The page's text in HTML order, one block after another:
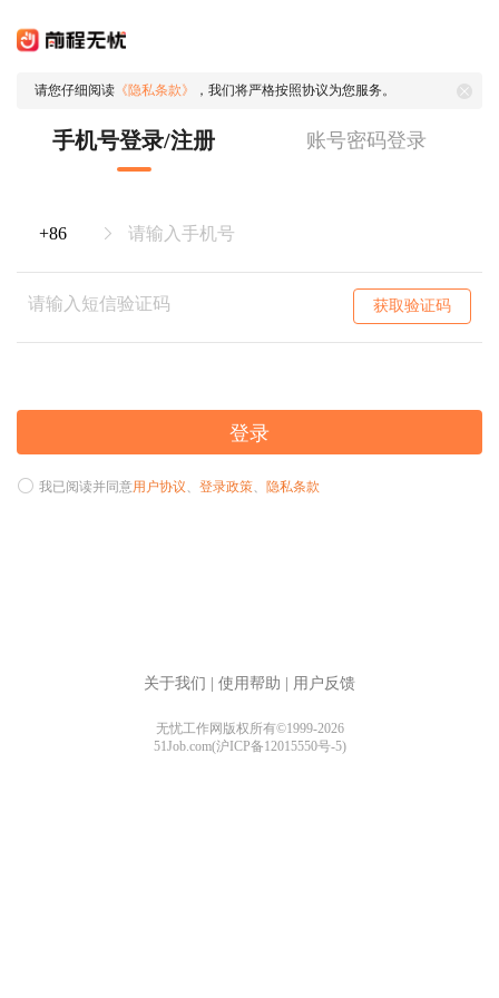
请您仔细阅读 《隐私条款》 ，我们将严格按照协议为您服务。
手机号登录/注册 账号密码登录
获取验证码
登录
我已阅读并同意用户协议、 登录政策、 隐私条款
关于我们 使用帮助 用户反馈
无忧工作网版权所有©1999-2026
51Job.com(沪ICP备12015550号-5)